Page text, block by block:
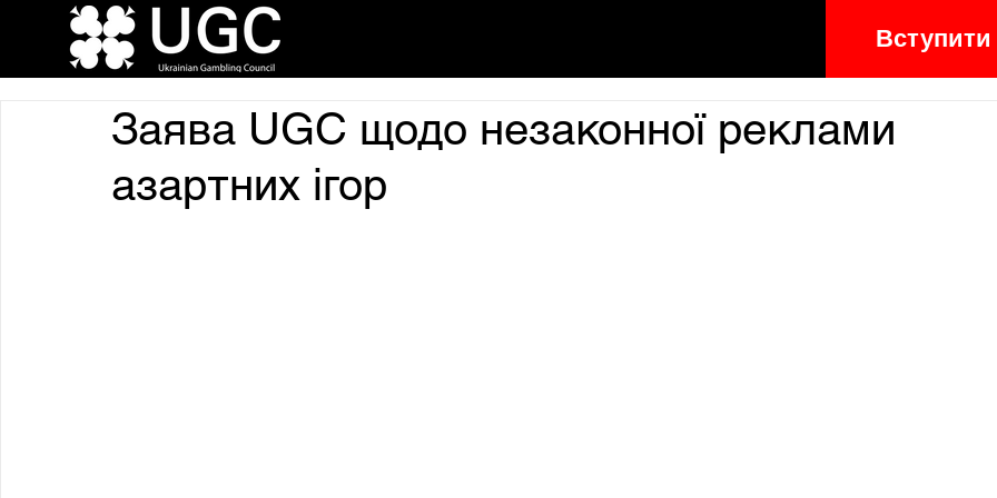
Вступити
Заява UGC щодо незаконної реклами
азартних ігор